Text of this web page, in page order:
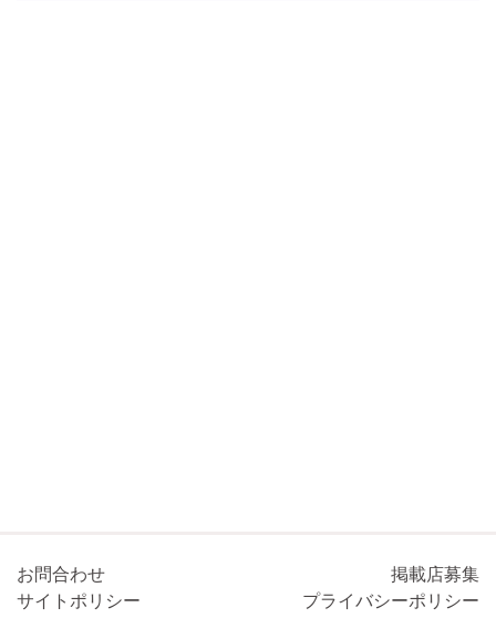
お問合わせ
掲載店募集
サイトポリシー
プライバシーポリシー